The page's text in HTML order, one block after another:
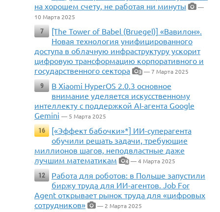
на хорошем счету, не работая ни минуты
—
10 Марта 2025
7
[The Tower of Babel (Bruegel)] «Вавилон».
Новая технология унифицированного
доступа в облачную инфраструктуру ускорит
цифровую трансформацию корпоративного и
государственного сектора
3 — 7 Марта 2025
9
В Xiaomi HyperOS 2.0.3 основное
внимание уделяется искусственному
интеллекту с поддержкой AI-агента Google
Gemini — 5 Марта 2025
16
[«Эффект бабочки»*] ИИ-суперагента
обучили решать задачи, требующие
миллионов шагов, неподвластные даже
лучшим математикам
4 — 4 Марта 2025
12
Работа для роботов: в Польше запустили
биржу труда для ИИ-агентов. Job For
Agent открывает рынок труда для «цифровых
сотрудников»
— 2 Марта 2025